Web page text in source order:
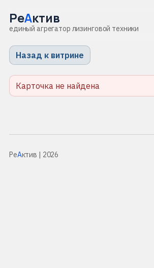
РеАктив
единый агрегатор лизинговой техники
Назад к витрине
Карточка не найдена
РеАктив | 2026